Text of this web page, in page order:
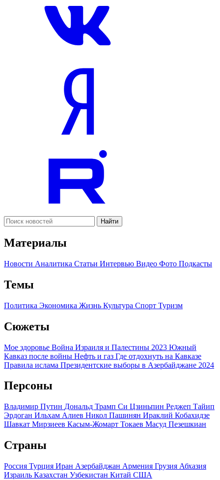
Найти
Материалы
Новости Аналитика Статьи Интервью Видео Фото Подкасты
Темы
Политика Экономика Жизнь Культура Спорт Туризм
Сюжеты
Мое здоровье Война Израиля и Палестины 2023 Южный
Кавказ после войны Нефть и газ Где отдохнуть на Кавказе
Правила ислама Президентские выборы в Азербайджане 2024
Персоны
Владимир Путин Дональд Трамп Си Цзиньпин Реджеп Тайип
Эрдоган Ильхам Алиев Никол Пашинян Ираклий Кобахидзе
Шавкат Мирзиеев Касым-Жомарт Токаев Масуд Пезешкиан
Страны
Россия Турция Иран Азербайджан Армения Грузия Абхазия
Израиль Казахстан Узбекистан Китай США